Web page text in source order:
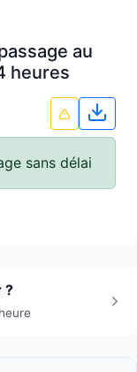
au
heures
sans délai
?